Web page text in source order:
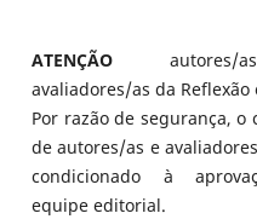
ATENÇÃO
avaliadores/as da Reflexão
Por razão de segurança, o
de autores/as e
condicionado à
equipe editorial.